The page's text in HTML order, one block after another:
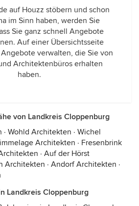
auf Houzz stöbern und schon
im Sinn haben, werden Sie
Sie ganz schnell Angebote
Auf einer Übersichtsseite
verwalten, die Sie von
Architektenbüros erhalten
haben.
von Landkreis Cloppenburg
· Wohld Architekten · Wichel
Architekten · Fresenbrink
· Auf der Hörst
Architekten · Andorf Architekten ·
Landkreis Cloppenburg